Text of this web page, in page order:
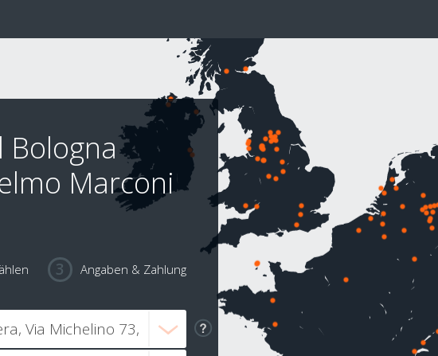
Bologna
Marconi
Angaben & Zahlung